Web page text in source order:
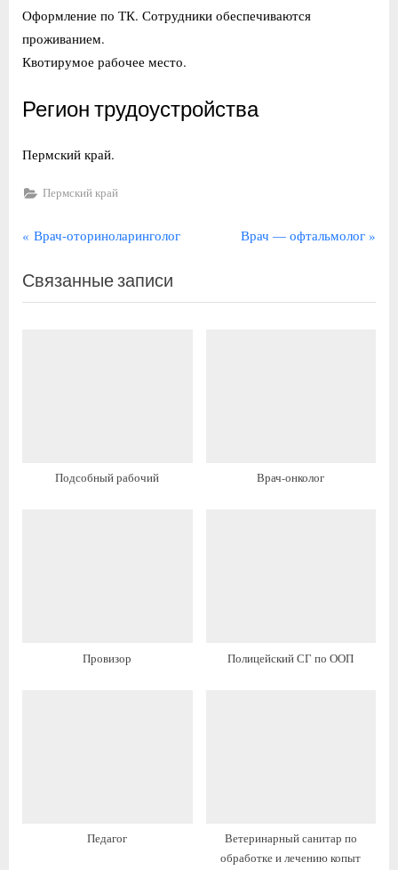
Оформление по ТК. Сотрудники обеспечиваются
проживанием.
Квотирумое рабочее место.
Регион трудоустройства
Пермский край.
Пермский край
Навигация
П
е
д
Врач-оториноларинголог
С
д
Врач — офтальмолог
Связанные записи
Подсобный рабочий Врач-онколог
Провизор Полицейский СГ по ООП
Педагог
Ветеринарный санитар по
обработке и лечению копыт